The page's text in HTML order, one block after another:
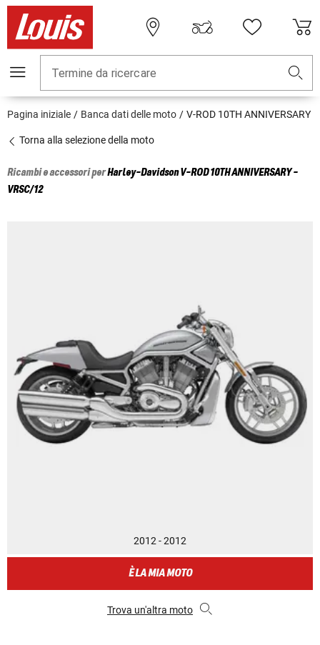
Termine da ricercare
Pagina iniziale Banca dati delle moto V-ROD 10TH ANNIVERSARY
Torna alla selezione della moto
Ricambi e accessori perHarley-DavidsonV-ROD 10TH ANNIVERSARY -
VRSC/12
2012 - 2012
È LA MIA MOTO
Trova un'altra moto